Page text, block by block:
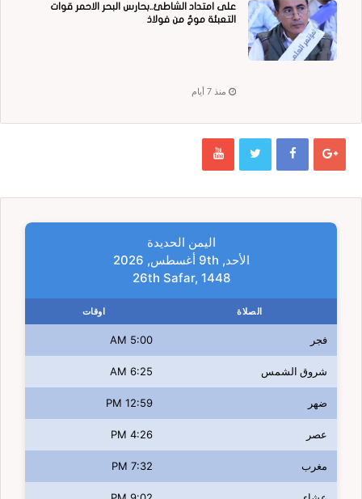
على امتداد الشاطئ..بحارس البحر الاحمر قوات
التعبئة موجٌ من فولاذ
منذ 7 أيام
اليمن الحديدة
الأحد, 9th أغسطس, 2026
26th Safar, 1448
الصلاة اوقات
فجر 5:00 AM
شروق الشمس 6:25 AM
ضهر 12:59 PM
عصر 4:26 PM
مغرب 7:32 PM